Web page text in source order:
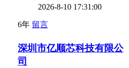
2026-8-10 17:31:00
6年 留言
深圳市亿顺芯科技有限公
司